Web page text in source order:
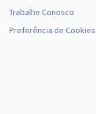
Trabalhe Conosco
Preferência de Cookies